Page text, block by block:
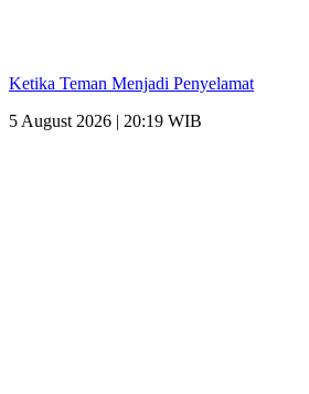
Ketika Teman Menjadi Penyelamat
5 August 2026 | 20:19 WIB